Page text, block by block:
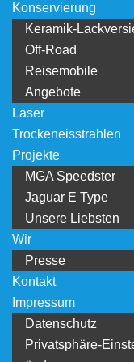
Konservierung
Keramik-
Off-Road
Reisemobile
Angebote
Laser
Trockeneisstrahlen
Projekte
MGA Speedster
Jaguar E Type
Unsere Liebsten
Wir
Presse
Kontakt
Impressum
Datenschutz
Privatsphäre-